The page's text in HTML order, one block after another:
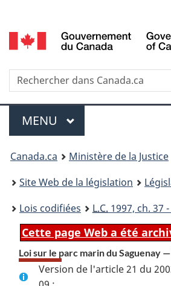
au
propos
de
la
HTML
selection
Recherche
Menu
MENU PRINCIPAL
You
are
here:
Canada.ca
Ministère de la Justice
Site Web de la législation
Lois codifiées
L.C. 1997, ch. 37
Cette page Web a été
Loi sur le parc marin du Saguenay
Version de l'article 21 du